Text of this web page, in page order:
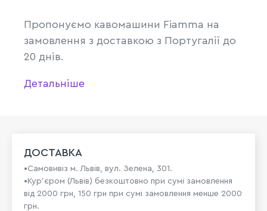
Пропонуємо кавомашини Fiamma на
замовлення з доставкою з Португалії до
20 днів.
Детальніше
ДОСТАВКА
•Самовивіз м. Львів, вул. Зелена, 301.
•Кур'єром (Львів) безкоштовно при сумі замовлення
від 2000 грн, 150 грн при сумі замовлення менше 2000
грн.